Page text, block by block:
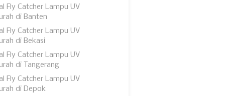
Fly Catcher Lampu UV
di Banten
Fly Catcher Lampu UV
di Bekasi
Fly Catcher Lampu UV
di Tangerang
Fly Catcher Lampu UV
di Depok